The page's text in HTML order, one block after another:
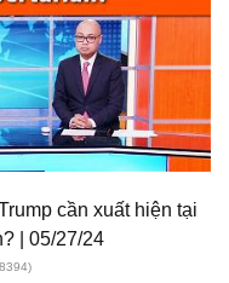
cần xuất hiện tại
| 05/27/24